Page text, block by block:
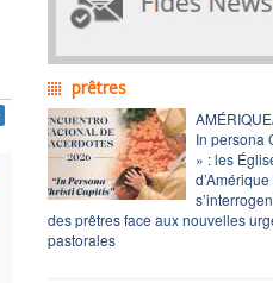
prêtres
In persona
» : les
des prêtres face aux nouvelles
pastorales